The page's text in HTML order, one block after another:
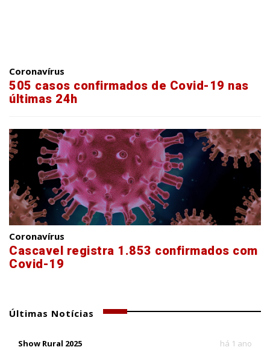
Coronavírus
505 casos confirmados de Covid-19 nas
últimas 24h
Coronavírus
Cascavel registra 1.853 confirmados com
Covid-19
Últimas Notícias
Show Rural 2025 há 1 ano